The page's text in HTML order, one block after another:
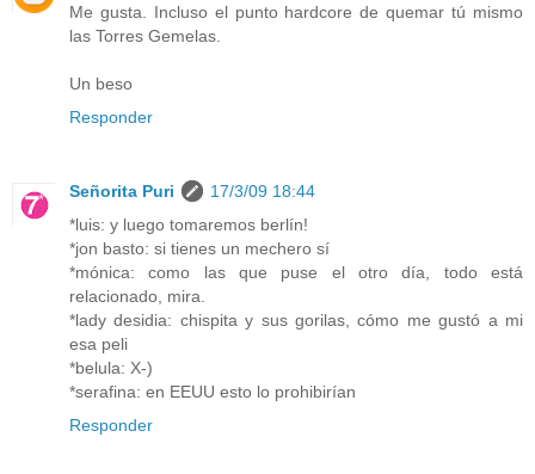
Me gusta. Incluso el punto hardcore de quemar tú mismo
las Torres Gemelas.
Un beso
Responder
Señorita Puri
17/3/09 18:44
*luis: y luego tomaremos berlín!
*jon basto: si tienes un mechero sí
*mónica: como las que puse el otro día, todo está
relacionado, mira.
*lady desidia: chispita y sus gorilas, cómo me gustó a mi
esa peli
*belula: X-)
*serafina: en EEUU esto lo prohibirían
Responder